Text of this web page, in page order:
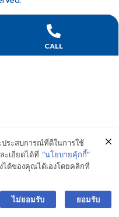
CALL
ระสบการณ์ที่ดีในการใช้
เอียดได้ที่ “นโยบายคุ้กกี้”
ได้ของคุณได้เองโดยคลิกที่
ไม่ยอมรับ ยอมรับ